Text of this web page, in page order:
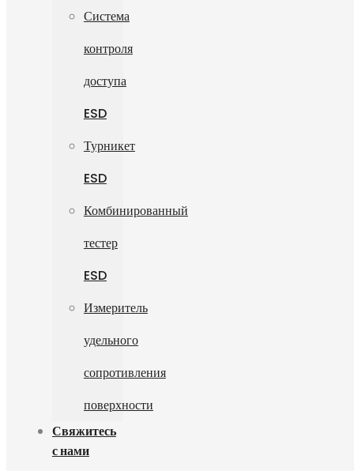
Система
контроля
доступа
ESD
Турникет
ESD
Комбинированный
тестер
ESD
Измеритель
удельного
сопротивления
поверхности
Свяжитесь
с нами